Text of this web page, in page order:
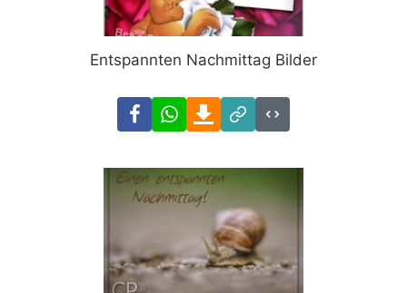
Entspannten Nachmittag Bilder
FacebookWhatsAppDownload
Link
Code